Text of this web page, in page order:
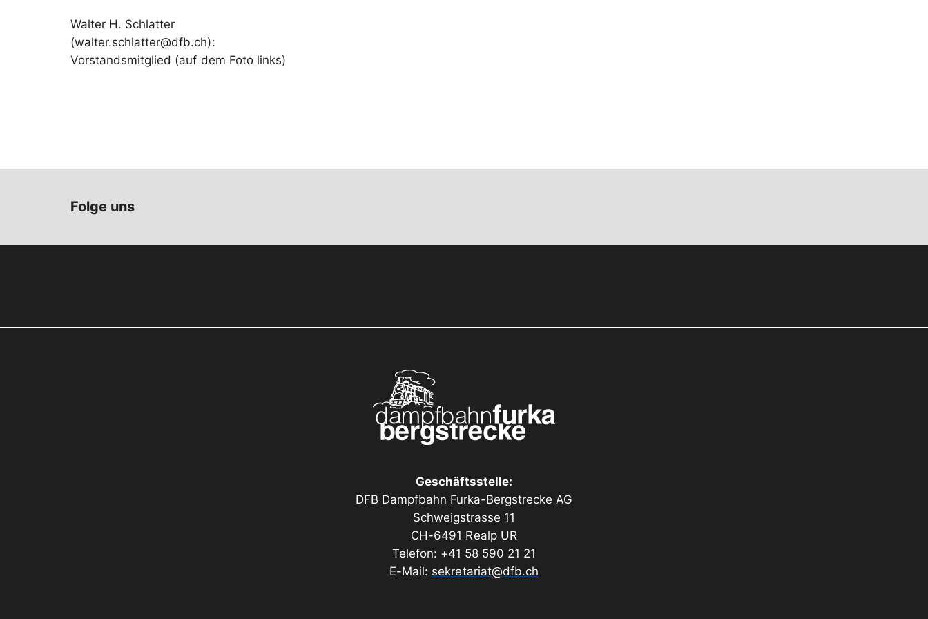
Walter H. Schlatter
(walter.schlatter@dfb.ch):
Vorstandsmitglied (auf dem Foto links)
Folge uns
Geschäftsstelle:
DFB Dampfbahn Furka-Bergstrecke AG
Schweigstrasse 11
CH-6491 Realp UR
Telefon: +41 58 590 21 21
E-Mail: sekretariat@dfb.ch